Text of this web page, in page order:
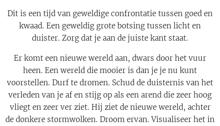
Dit is een tijd van geweldige confrontatie tussen goed en
kwaad. Een geweldig grote botsing tussen licht en
duister. Zorg dat je aan de juiste kant staat.
Er komt een nieuwe wereld aan, dwars door het vuur
heen. Een wereld die mooier is dan je je nu kunt
voorstellen. Durf te dromen. Schud de duisternis van het
verleden van je af en stijg op als een arend die zeer hoog
vliegt en zeer ver ziet. Hij ziet de nieuwe wereld, achter
de donkere stormwolken. Droom ervan. Visualiseer het in